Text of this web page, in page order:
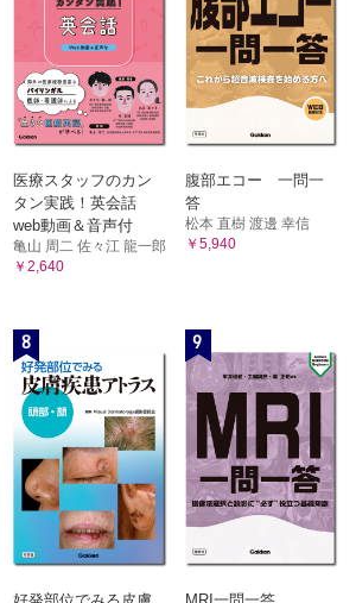
医療スタッフのカン
タン実践！英会話
web動画＆音声付
亀山 周二 佐々江 龍一郎
￥2,640
腹部エコー 一問一
答
松本 直樹 渡邊 幸信
￥5,940
8 9